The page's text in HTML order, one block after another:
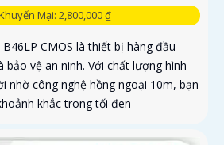
Mại: 2,800,000 ₫
CMOS là thiết bị hàng đầu
bảo vệ an ninh. Với chất lượng hình
nhờ công nghệ hồng ngoại 10m, bạn
khắc trong tối đen